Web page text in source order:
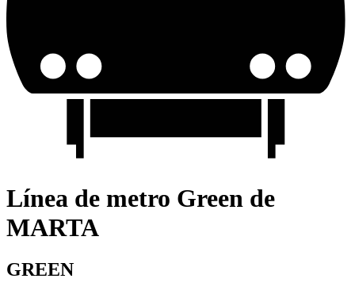
Línea de metro Green de
MARTA
GREEN